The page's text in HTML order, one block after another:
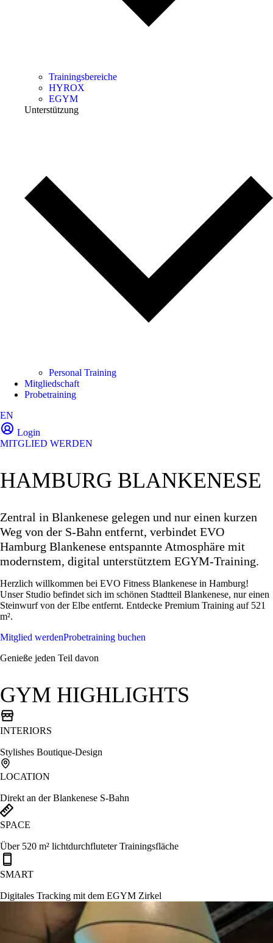
Trainingsbereiche
HYROX
EGYM
Unterstützung
Personal Training
Mitgliedschaft
Probetraining
EN
Login
MITGLIED WERDEN
HAMBURG BLANKENESE
Zentral in Blankenese gelegen und nur einen kurzen
Weg von der S-Bahn entfernt, verbindet EVO
Hamburg Blankenese entspannte Atmosphäre mit
modernstem, digital unterstütztem EGYM-Training.
Herzlich willkommen bei EVO Fitness Blankenese in Hamburg!
Unser Studio befindet sich im schönen Stadtteil Blankenese, nur einen
Steinwurf von der Elbe entfernt. Entdecke Premium Training auf 521
m².
Mitglied werdenProbetraining buchen
Genieße jeden Teil davon
GYM HIGHLIGHTS
INTERIORS
Stylishes Boutique-Design
LOCATION
Direkt an der Blankenese S-Bahn
SPACE
Über 520 m² lichtdurchfluteter Trainingsfläche
SMART
Digitales Tracking mit dem EGYM Zirkel